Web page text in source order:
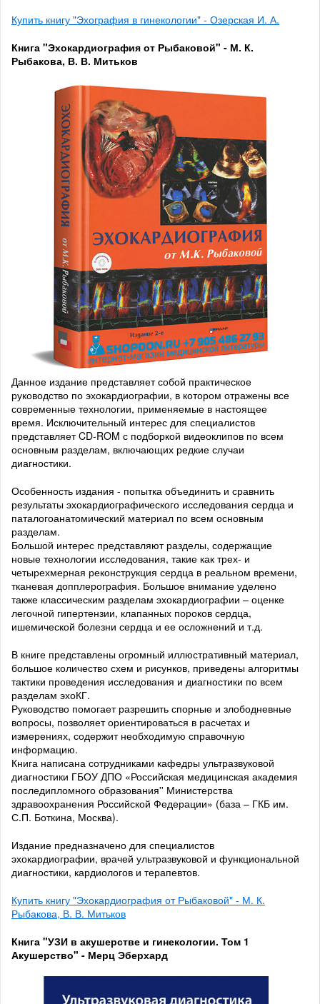
Купить книгу "Эхография в гинекологии" - Озерская И. А.
Книга "Эхокардиография от Рыбаковой" - М. К.
Рыбакова, В. В. Митьков
Данное издание представляет собой практическое
руководство по эхокардиографии, в котором отражены все
современные технологии, применяемые в настоящее
время. Исключительный интерес для специалистов
представляет CD-ROM с подборкой видеоклипов по всем
основным разделам, включающих редкие случаи
диагностики.
Особенность издания - попытка объединить и сравнить
результаты эхокардиографического исследования сердца и
паталогоанатомический материал по всем основным
разделам.
Большой интерес представляют разделы, содержащие
новые технологии исследования, такие как трех- и
четырехмерная реконструкция сердца в реальном времени,
тканевая допплерография. Большое внимание уделено
также классическим разделам эхокардиографии – оценке
легочной гипертензии, клапанных пороков сердца,
ишемической болезни сердца и ее осложнений и т.д.
В книге представлены огромный иллюстративный материал,
большое количество схем и рисунков, приведены алгоритмы
тактики проведения исследования и диагностики по всем
разделам эхоКГ.
Руководство помогает разрешить спорные и злободневные
вопросы, позволяет ориентироваться в расчетах и
измерениях, содержит необходимую справочную
информацию.
Книга написана сотрудниками кафедры ультразвуковой
диагностики ГБОУ ДПО «Российская медицинская академия
последипломного образования'' Министерства
здравоохранения Российской Федерации» (база – ГКБ им.
С.П. Боткина, Москва).
Издание предназначено для специалистов
эхокардиографии, врачей ультразвуковой и функциональной
диагностики, кардиологов и терапевтов.
Купить книгу "Эхокардиография от Рыбаковой" - М. К.
Рыбакова, В. В. Митьков
Книга "УЗИ в акушерстве и гинекологии. Том 1
Акушерство" - Мерц Эберхард